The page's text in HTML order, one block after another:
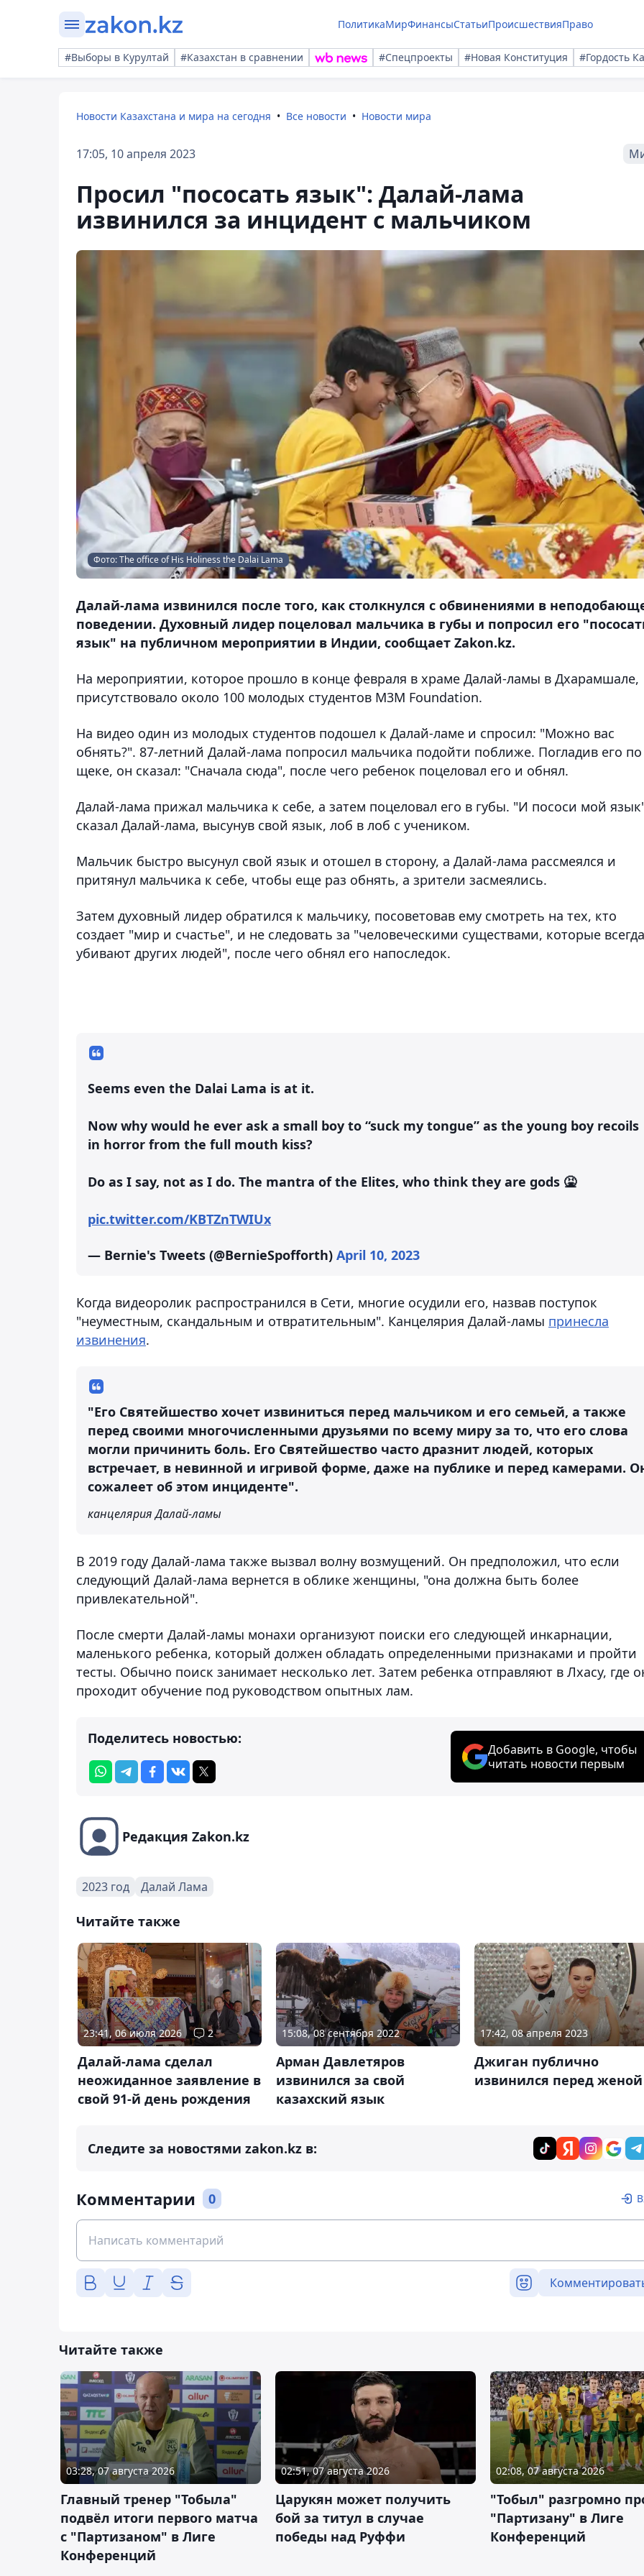
ПолитикаМирФинансыСтатьиПроисшествияПраво
#Выборы в Курултай #Казахстан в сравнении #Спецпроекты #Новая Конституция #Гордость
Новости Казахстана и мира на сегодня Все новости Новости мира
17:05, 10 апреля 2023
Просил "пососать язык": Далай-лама
извинился за инцидент с мальчиком
Фото: The office of His Holiness the Dalai Lama
Далай-лама извинился после того, как столкнулся с обвинениями в
поведении. Духовный лидер поцеловал мальчика в губы и попросил его
язык" на публичном мероприятии в Индии, сообщает Zakon.kz.
На мероприятии, которое прошло в конце февраля в храме Далай-ламы в Дхарамшале,
присутствовало около 100 молодых студентов M3M Foundation.
На видео один из молодых студентов подошел к Далай-ламе и спросил: "Можно вас
обнять?". 87-летний Далай-лама попросил мальчика подойти поближе. Погладив его по
щеке, он сказал: "Сначала сюда", после чего ребенок поцеловал его и обнял.
Далай-лама прижал мальчика к себе, а затем поцеловал его в губы. "И пососи мой
сказал Далай-лама, высунув свой язык, лоб в лоб с учеником.
Мальчик быстро высунул свой язык и отошел в сторону, а Далай-лама рассмеялся и
притянул мальчика к себе, чтобы еще раз обнять, а зрители засмеялись.
Затем духовный лидер обратился к мальчику, посоветовав ему смотреть на тех, кто
создает "мир и счастье", и не следовать за "человеческими существами, которые всегда
убивают других людей", после чего обнял его напоследок.
Seems even the Dalai Lama is at it.
Now why would he ever ask a small boy to “suck my tongue” as the young boy recoils
in horror from the full mouth kiss?
Do as I say, not as I do. The mantra of the Elites, who think they are gods 🤮
pic.twitter.com/KBTZnTWIUx
— Bernie's Tweets (@BernieSpofforth) April 10, 2023
Когда видеоролик распространился в Сети, многие осудили его, назвав поступок
"неуместным, скандальным и отвратительным". Канцелярия Далай-ламы принесла
извинения.
"Его Святейшество хочет извиниться перед мальчиком и его семьей, а также
перед своими многочисленными друзьями по всему миру за то, что его слова
могли причинить боль. Его Святейшество часто дразнит людей, которых
встречает, в невинной и игривой форме, даже на публике и перед камерами.
сожалеет об этом инциденте".
канцелярия Далай-ламы
В 2019 году Далай-лама также вызвал волну возмущений. Он предположил, что если
следующий Далай-лама вернется в облике женщины, "она должна быть более
привлекательной".
После смерти Далай-ламы монахи организуют поиски его следующей инкарнации,
маленького ребенка, который должен обладать определенными признаками и пройти
тесты. Обычно поиск занимает несколько лет. Затем ребенка отправляют в Лхасу, где
проходит обучение под руководством опытных лам.
Поделитесь новостью:
Добавить в Google, чтобы
читать новости первым
Редакция Zakon.kz
2023 год Далай Лама
Читайте также
23:41, 06 июля 2026 2
Далай-лама сделал
неожиданное заявление в
свой 91-й день рождения
15:08, 08 сентября 2022
Арман Давлетяров
извинился за свой
казахский язык
17:42, 08 апреля 2023
Джиган публично
извинился перед женой
Следите за новостями zakon.kz в:
Комментарии 0
Читайте также
03:28, 07 августа 2026
Главный тренер "Тобыла"
подвёл итоги первого матча
с "Партизаном" в Лиге
Конференций
02:51, 07 августа 2026
Царукян может получить
бой за титул в случае
победы над Руффи
02:08, 07 августа 2026
"Тобыл" разгромно
"Партизану" в Лиге
Конференций